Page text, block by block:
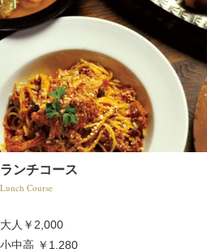
ランチコース
Lunch Course
大人￥2,000
小中高 ￥1,280